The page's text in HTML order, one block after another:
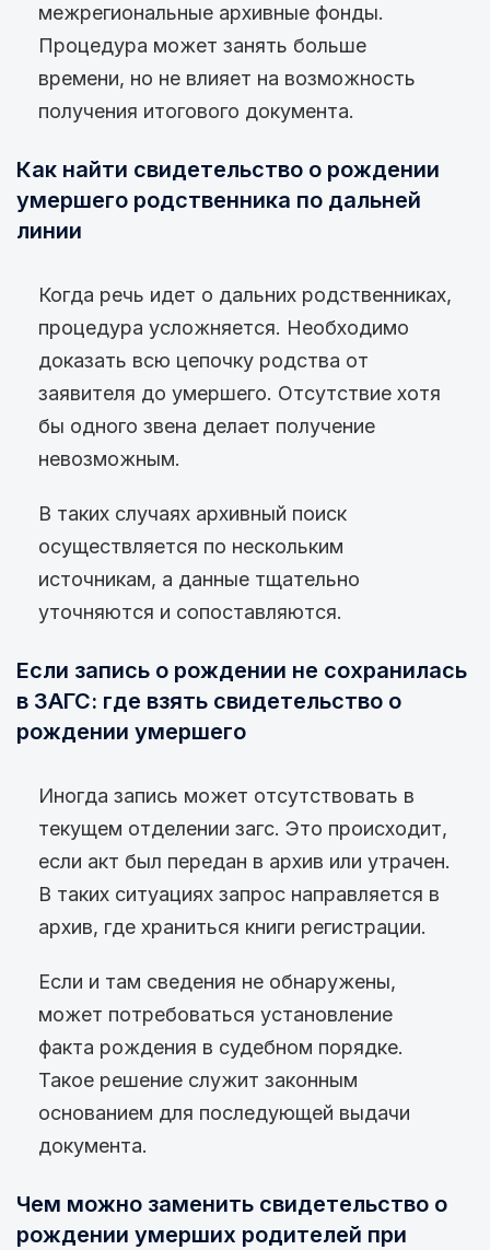
межрегиональные архивные фонды.
Процедура может занять больше
времени, но не влияет на возможность
получения итогового документа.
Как найти свидетельство о рождении
умершего родственника по дальней
линии
Когда речь идет о дальних родственниках,
процедура усложняется. Необходимо
доказать всю цепочку родства от
заявителя до умершего. Отсутствие хотя
бы одного звена делает получение
невозможным.
В таких случаях архивный поиск
осуществляется по нескольким
источникам, а данные тщательно
уточняются и сопоставляются.
Если запись о рождении не сохранилась
в ЗАГС: где взять свидетельство о
рождении умершего
Иногда запись может отсутствовать в
текущем отделении загс. Это происходит,
если акт был передан в архив или утрачен.
В таких ситуациях запрос направляется в
архив, где храниться книги регистрации.
Если и там сведения не обнаружены,
может потребоваться установление
факта рождения в судебном порядке.
Такое решение служит законным
основанием для последующей выдачи
документа.
Чем можно заменить свидетельство о
рождении умерших родителей при